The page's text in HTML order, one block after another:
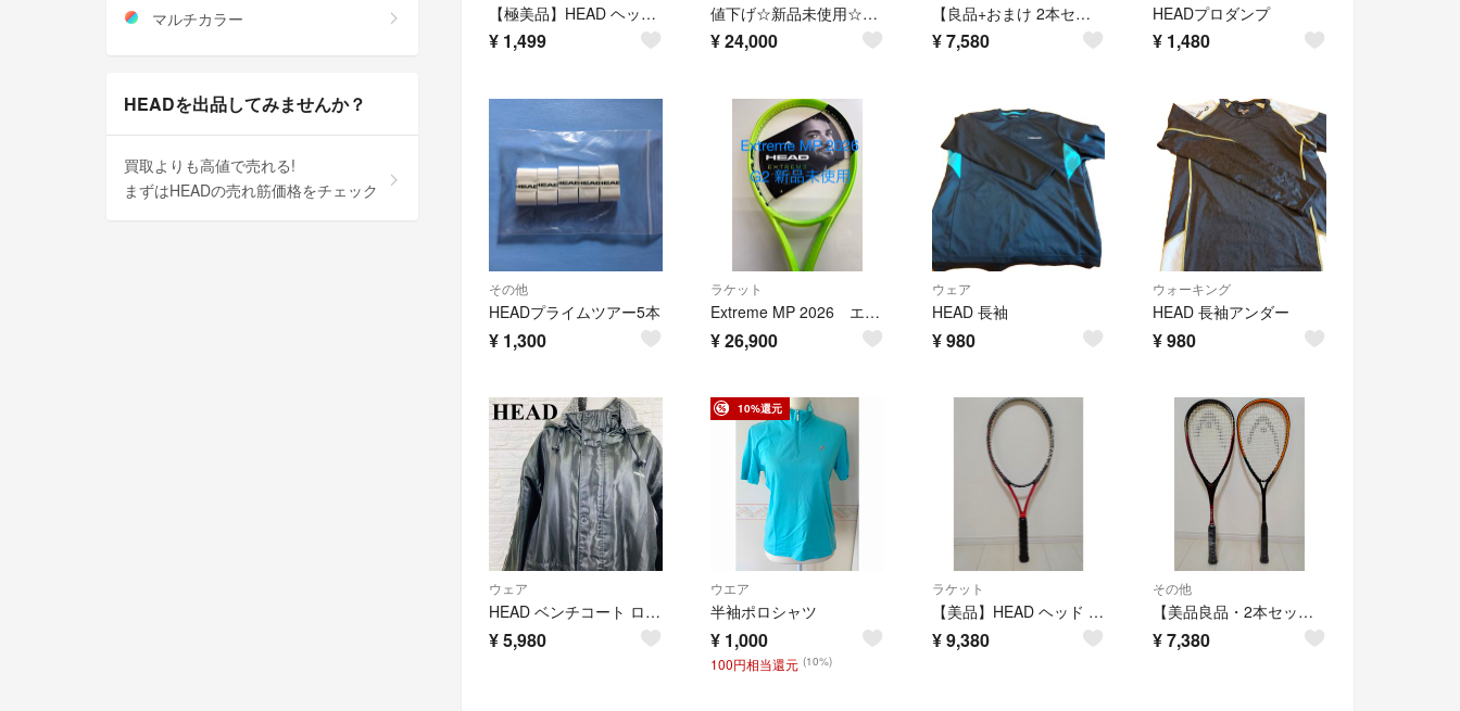
【極美品】HEAD ヘッド レディース ハーフジップ 半袖 スポーツウェア L
¥ 1,499
値下げ☆新品未使用☆グラビティ MP/GRAVITY MP/Ｇ2/2025年/HEAD
¥24,000
【良品+おまけ 2本セット】HEAD Liquidmetal Radical ヘッド リキッドメタル ラジカル
¥7,580
HEADプロダンプ
¥ 1,480
その他
HEADプライムツアー5本
¥ 1,300
ラケット
Extreme MP 2026 エクストリーム エムピー 2026
¥26,900
ウェア
HEAD 長袖
¥980
ウォーキング
HEAD 長袖アンダー
¥980
ウェア
HEAD ベンチコート ロング ボアフード ブラック LL 0319-A
¥5,980
10%還元
ウエア
半袖ポロシャツ
¥ 1,000
100円相当還元 (10%)
ラケット
【美品】HEAD ヘッド titanium 3100 チタニウム 硬式テニスラケット
¥9,380
その他
【美品良品・2本セット】HEAD ヘッド スカッシュ ラケット PYRAMID POWER 150 TORNADO
¥7,380
マルチカラー
HEADを出品してみませんか？
買取よりも高値で売れる!
まずはHEADの売れ筋価格をチェック